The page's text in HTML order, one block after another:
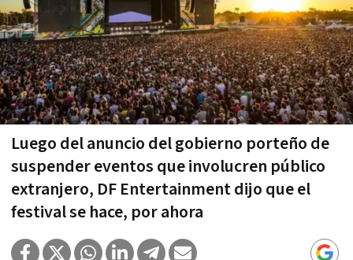
Luego del anuncio del gobierno porteño de
suspender eventos que involucren público
extranjero, DF Entertainment dijo que el
festival se hace, por ahora